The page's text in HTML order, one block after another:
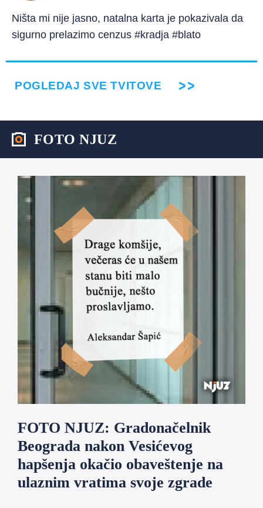
Ništa mi nije jasno, natalna karta je pokazivala da
sigurno prelazimo cenzus #kradja #blato
POGLEDAJ SVE TVITOVE
FOTO NJUZ
FOTO NJUZ: Gradonačelnik
Beograda nakon Vesićevog
hapšenja okačio obaveštenje na
ulaznim vratima svoje zgrade